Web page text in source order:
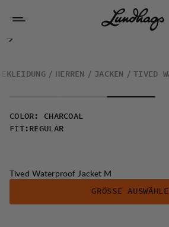
Tived Waterproof Jacket M
HERREN JACKEN TIVED
COLOR : CHARCOAL
FIT: REGULAR
Tived Waterproof Jacket M
GRÖSSE AUSWÄHLEN